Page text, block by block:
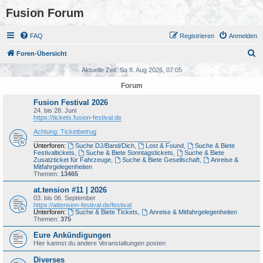
Fusion Forum
FAQ Anmelden
Registrieren
Foren-Übersicht
Aktuelle Zeit: Sa 8. Aug 2026, 07:05
Forum
Fusion Festival 2026
24. bis 28. Juni
https://tickets.fusion-festival.de
Achtung: Ticketbetrug
Unterforen:
Suche DJ/Band/Dich, Lost & Found,
Suche & Biete
Festivaltickets
Suche & Biete Sonntagstickets
Suche & Biete
Zusatzticket für Fahrzeuge
Suche & Biete Gesellschaft,
Anreise &
Mitfahrgelegenheiten
Themen: 13465
at.tension #11 | 2026
03. bis 06. September
https://attension-festival.de/festival
Unterforen:
Suche & Biete Tickets
Anreise & Mitfahrgelegenheiten
Themen: 375
Eure Ankündigungen
Hier kannst du andere Veranstaltungen posten
Diverses